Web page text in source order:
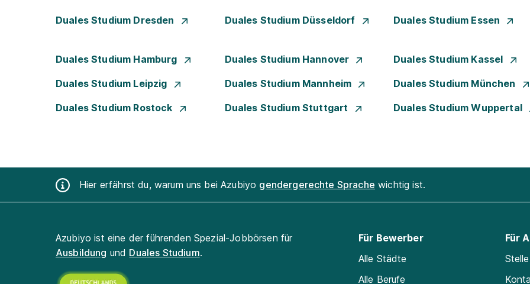
Duales Studium Dresden Duales Studium Düsseldorf Duales Studium Essen
Duales Studium Hamburg Duales Studium Hannover Duales Studium Kassel
Duales Studium Leipzig Duales Studium Mannheim Duales Studium München
Duales Studium Rostock Duales Studium Stuttgart Duales Studium Wuppertal
Hier erfährst du, warum uns bei Azubiyo gendergerechte Sprache wichtig ist.
Azubiyo ist eine der führenden Spezial-Jobbörsen für
Ausbildung und Duales Studium.
Für Bewerber
Alle Städte
Alle Berufe
Für